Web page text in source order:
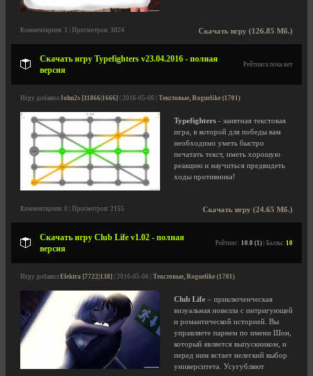
Скачать игру (126.85 Мб.)
Комментариев: 1 | Просмотров: 3824
Скачать игру Typefighters v23.04.2016 - полная
версия
Рейтинга пока нет
Игру добавил John2s [11866|1666] | 2016-05-06 | Текстовые, Roguelike (1701)
Typefighters - занятная текстовая
игра, в которой для победы вам
необходимо уметь быстро
печатать текст, иметь хорошую
реакцию и научиться предвидеть
ходы противника!
Скачать игру (24.65 Мб.)
Комментариев: 0 | Просмотров: 2155
Скачать игру Club Life v1.02 - полная
версия
Рейтинг: 10.0 (1) | Баллы: 10
Игру добавил Elektra [7722|138] | 2016-05-06 | Текстовые, Roguelike (1701)
Club Life – приключенческая
визуальная новелла с интригующей
и романтической историей. Вы
управляете парнем по имени Шон,
который является выпускником, и
перед ним встает нелегкий выбор
университета. Усугубляют